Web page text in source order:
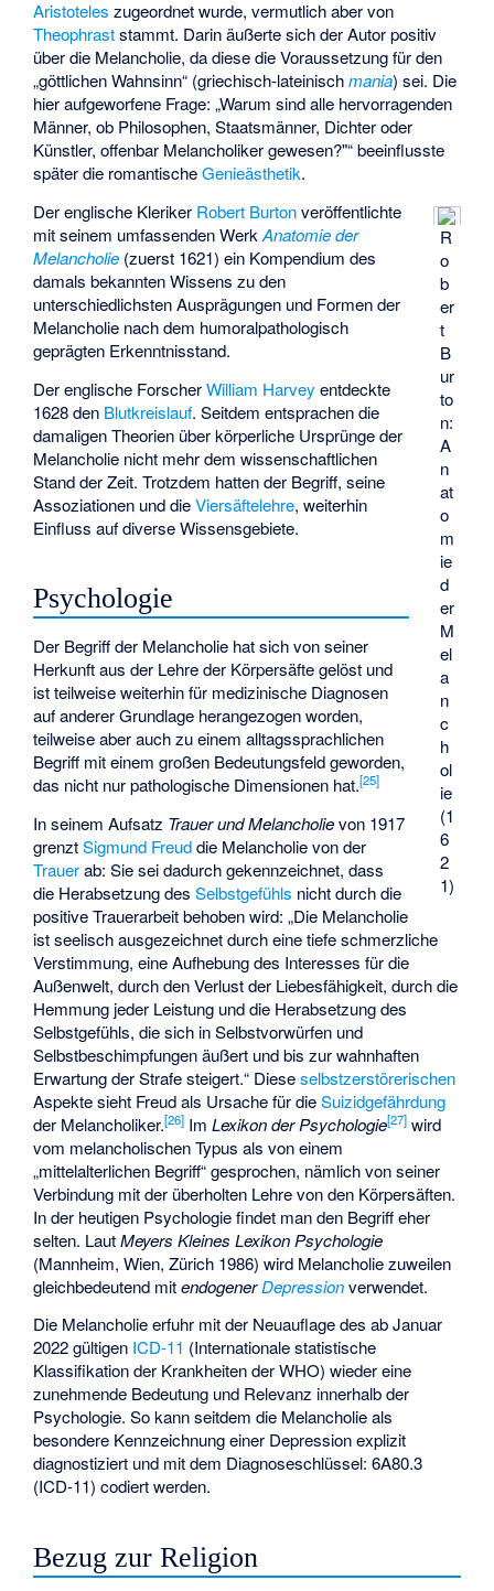
Aristoteles zugeordnet wurde, vermutlich aber von
Theophraststammt. Darin äußerte sich der Autor positiv
über die Melancholie, da diese die Voraussetzung für den
„göttlichen Wahnsinn“ (griechisch-lateinischmania) sei. Die
hier aufgeworfene Frage: „Warum sind alle hervorragenden
Männer, ob Philosophen, Staatsmänner, Dichter oder
Künstler, offenbar Melancholiker gewesen?"“ beeinflusste
später die romantischeGenieästhetik.
R
o
b
er
t
B
ur
to
n:
A
n
at
o
m
ie
d
er
M
el
a
n
c
h
ol
ie
(1
6
2
1)
Der englische Kleriker Robert Burtonveröffentlichte
mit seinem umfassenden WerkAnatomie der
Melancholie (zuerst 1621) ein Kompendium des
damals bekannten Wissens zu den
unterschiedlichsten Ausprägungen und Formen der
Melancholie nach dem humoralpathologisch
geprägten Erkenntnisstand.
Der englische ForscherWilliam Harvey entdeckte
1628 den Blutkreislauf. Seitdem entsprachen die
damaligen Theorien über körperliche Ursprünge der
Melancholie nicht mehr dem wissenschaftlichen
Stand der Zeit. Trotzdem hatten der Begriff, seine
Assoziationen und dieViersäftelehre, weiterhin
Einfluss auf diverse Wissensgebiete.
Psychologie
Der Begriff der Melancholie hat sich von seiner
Herkunft aus der Lehre der Körpersäfte gelöst und
ist teilweise weiterhin für medizinische Diagnosen
auf anderer Grundlage herangezogen worden,
teilweise aber auch zu einem alltagssprachlichen
Begriff mit einem großen Bedeutungsfeld geworden,
das nicht nur pathologische Dimensionen hat.[25]
In seinem Aufsatz Trauer und Melancholievon 1917
grenztSigmund Freuddie Melancholie von der
Trauerab: Sie sei dadurch gekennzeichnet, dass
die Herabsetzung desSelbstgefühls nicht durch die
positive Trauerarbeit behoben wird: „Die Melancholie
ist seelisch ausgezeichnet durch eine tiefe schmerzliche
Verstimmung, eine Aufhebung des Interesses für die
Außenwelt, durch den Verlust der Liebesfähigkeit, durch die
Hemmung jeder Leistung und die Herabsetzung des
Selbstgefühls, die sich in Selbstvorwürfen und
Selbstbeschimpfungen äußert und bis zur wahnhaften
Erwartung der Strafe steigert.“ Dieseselbstzerstörerischen
Aspekte sieht Freud als Ursache für dieSuizidgefährdung
der Melancholiker.[26] ImLexikon der Psychologie[27] wird
vom melancholischen Typus als von einem
„mittelalterlichen Begriff“ gesprochen, nämlich von seiner
Verbindung mit der überholten Lehre von den Körpersäften.
In der heutigen Psychologie findet man den Begriff eher
selten. LautMeyers Kleines Lexikon Psychologie
(Mannheim, Wien, Zürich 1986) wird Melancholie zuweilen
gleichbedeutend mitendogenerDepressionverwendet.
Die Melancholie erfuhr mit der Neuauflage des ab Januar
2022 gültigen ICD-11 (Internationale statistische
Klassifikation der Krankheiten der WHO) wieder eine
zunehmende Bedeutung und Relevanz innerhalb der
Psychologie. So kann seitdem die Melancholie als
besondere Kennzeichnung einer Depression explizit
diagnostiziert und mit dem Diagnoseschlüssel: 6A80.3
(ICD-11) codiert werden.
Bezug zur Religion